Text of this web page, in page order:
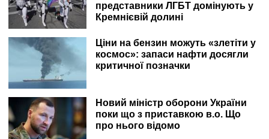
представники ЛГБТ домінують у
Кремнієвій долині
Ціни на бензин можуть «злетіти у
космос»: запаси нафти досягли
критичної позначки
Новий міністр оборони України
поки що з приставкою в.о. Що
про нього відомо